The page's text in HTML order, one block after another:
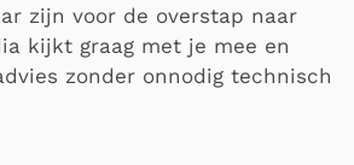
zijn voor de overstap naar
kijkt graag met je mee en
zonder onnodig technisch